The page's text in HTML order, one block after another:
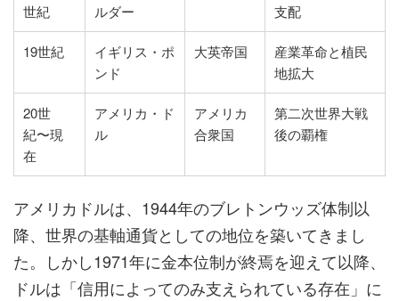
世紀
ルダー
支配
19世紀
イギリス・ポ
ンド
大英帝国
産業革命と植民
地拡大
20世
紀〜現
在
アメリカ・ド
ル
アメリカ
合衆国
第二次世界大戦
後の覇権
アメリカドルは、1944年のブレトンウッズ体制以
降、世界の基軸通貨としての地位を築いてきまし
た。しかし1971年に金本位制が終焉を迎えて以降、
ドルは「信用によってのみ支えられている存在」に